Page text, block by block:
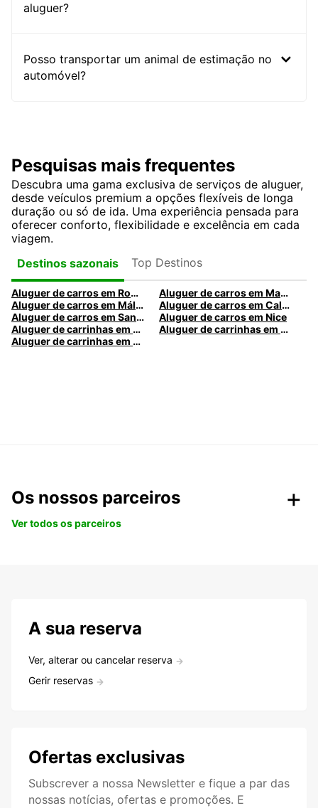
aluguer?
Posso transportar um animal de estimação no
automóvel?
Pesquisas mais frequentes
Descubra uma gama exclusiva de serviços de aluguer,
desde veículos premium a opções flexíveis de longa
duração ou só de ida. Uma experiência pensada para
oferecer conforto, flexibilidade e excelência em cada
viagem.
Destinos sazonais
Top Destinos
Aluguer de carros em Roma
Aluguer de carros em Madrid
Aluguer de carros em Málaga
Aluguer de carros em Caldas da Rainha
Aluguer de carros em Santa Maria da Feira
Aluguer de carros em Nice
Aluguer de carrinhas em Nice
Aluguer de carrinhas em Santa Maria da Feira
Aluguer de carrinhas em Caldas da Rainha
Os nossos parceiros
Ver todos os parceiros
A sua reserva
Ver, alterar ou cancelar reserva
Gerir reservas
Ofertas exclusivas
Subscrever a nossa Newsletter e fique a par das
nossas notícias, ofertas e promoções. E